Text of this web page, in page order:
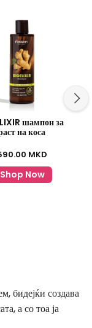
шампон за
на коса
MKD
Shop Now
бидејќи создава
а со тоа ја